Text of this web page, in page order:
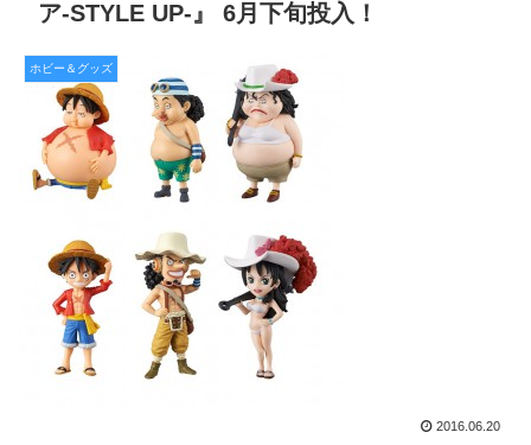
ア-STYLE UP-』 6月下旬投入！
ホビー＆グッズ
2016.06.20